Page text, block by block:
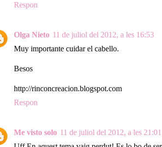
Respon
Olga Nieto 11 de juliol del 2012, a les 16:53
Muy importante cuidar el cabello.
Besos
http://rinconcreacion.blogspot.com
Respon
Me visto solo 11 de juliol del 2012, a les 21:01